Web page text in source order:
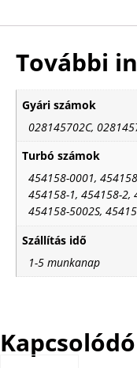
További
Gyári számok
028145702C,
Turbó számok
454158-0001,
454158-1, 454158-2,
454158-5002S,
Szállítás idő
1-5 munkanap